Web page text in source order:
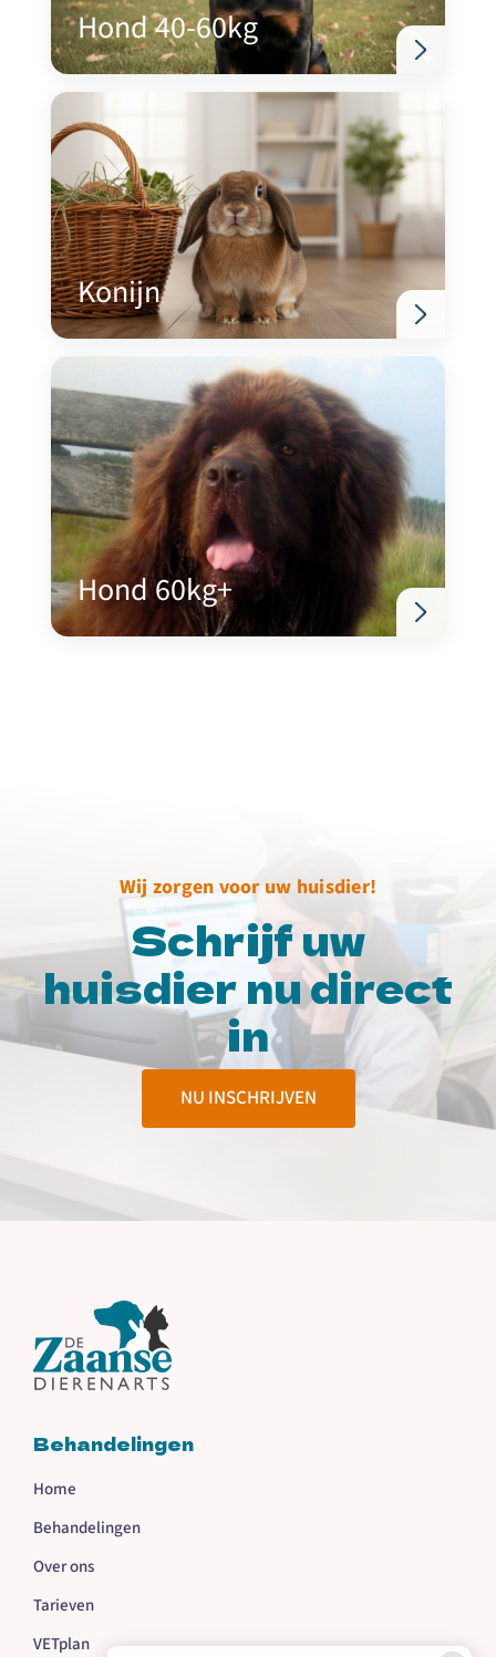
Hond 40-60kg
Konijn
Hond 60kg+
Wij zorgen voor uw huisdier!
Schrijf uw
huisdier nu direct
in
NU INSCHRIJVEN
Behandelingen
Home
Behandelingen
Over ons
Tarieven
VETplan